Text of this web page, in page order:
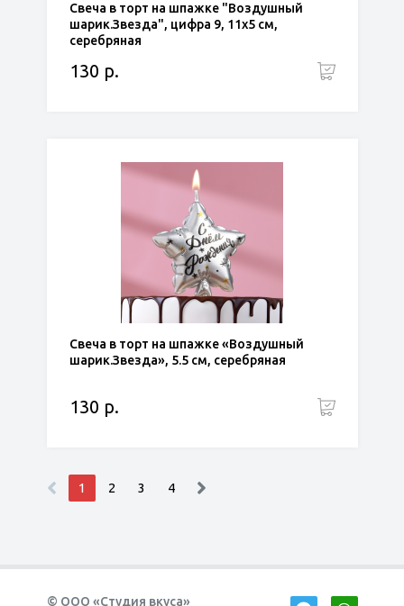
Свеча в торт на шпажке "Воздушный
шарик.Звезда", цифра 9, 11х5 см,
серебряная
130 р.
Свеча в торт на шпажке «Воздушный
шарик.Звезда», 5.5 см, серебряная
130 р.
1 2 3 4
© ООО «Студия вкуса»